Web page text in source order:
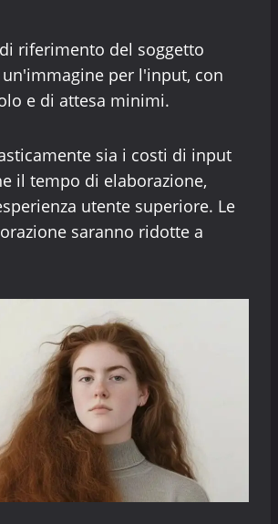
riferimento del soggetto
per l'input, con
e di attesa minimi.
sia i costi di input
il tempo di elaborazione,
utente superiore. Le
saranno ridotte a